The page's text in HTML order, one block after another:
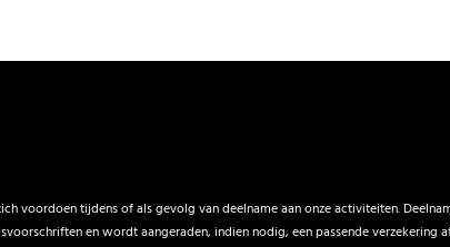
voordoen tijdens of als gevolg van deelname aan onze activiteiten.
en wordt aangeraden, indien nodig, een passende verzekering